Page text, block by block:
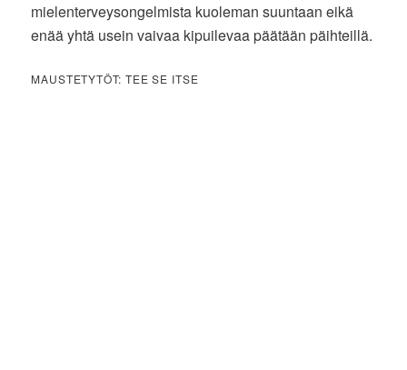
mielenterveysongelmista kuoleman suuntaan eikä
enää yhtä usein vaivaa kipuilevaa päätään päihteillä.
MAUSTETYTÖT: TEE SE ITSE